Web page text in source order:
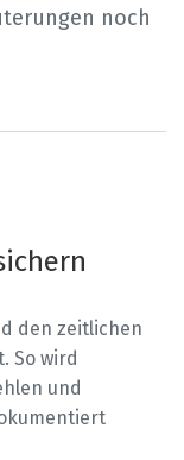
noch
den zeitlichen
So wird
und